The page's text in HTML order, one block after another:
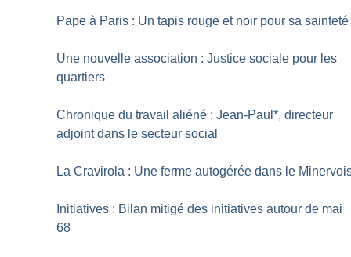
Pape à Paris : Un tapis rouge et noir pour sa sainteté
Une nouvelle association : Justice sociale pour les
quartiers
Chronique du travail aliéné : Jean-Paul*, directeur
adjoint dans le secteur social
La Cravirola : Une ferme autogérée dans le
Initiatives : Bilan mitigé des initiatives autour de mai
68